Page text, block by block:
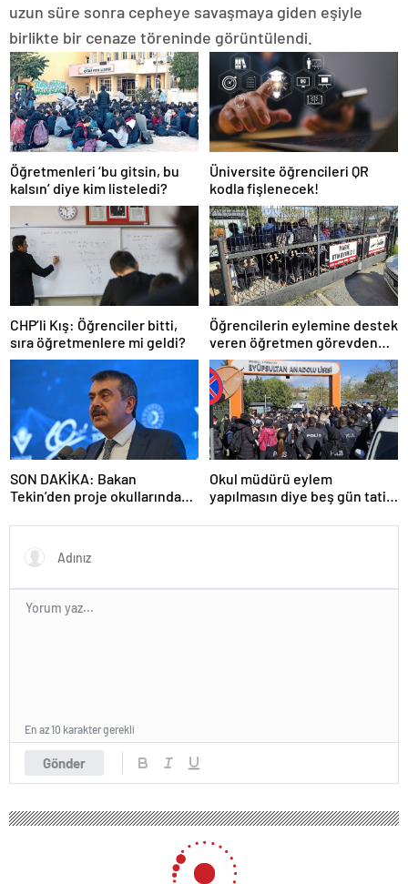
uzun süre sonra cepheye savaşmaya giden eşiyle
birlikte bir cenaze töreninde görüntülendi.
Öğretmenleri ‘bu gitsin, bu
kalsın’ diye kim listeledi?
Üniversite öğrencileri QR
kodla fişlenecek!
CHP’li Kış: Öğrenciler bitti,
sıra öğretmenlere mi geldi?
Öğrencilerin eylemine destek
veren öğretmen görevden
uzaklaştırıldı
SON DAKİKA: Bakan
Tekin’den proje okullarındaki
Okul müdürü eylem
yapılmasın diye beş gün tatil
Gönder
En az 10 karakter gerekli